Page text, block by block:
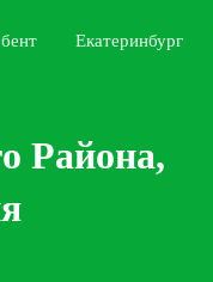
Екатеринбург
Района,